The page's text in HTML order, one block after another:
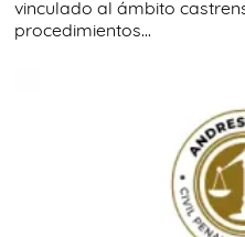
vinculado al ámbito
procedimientos...